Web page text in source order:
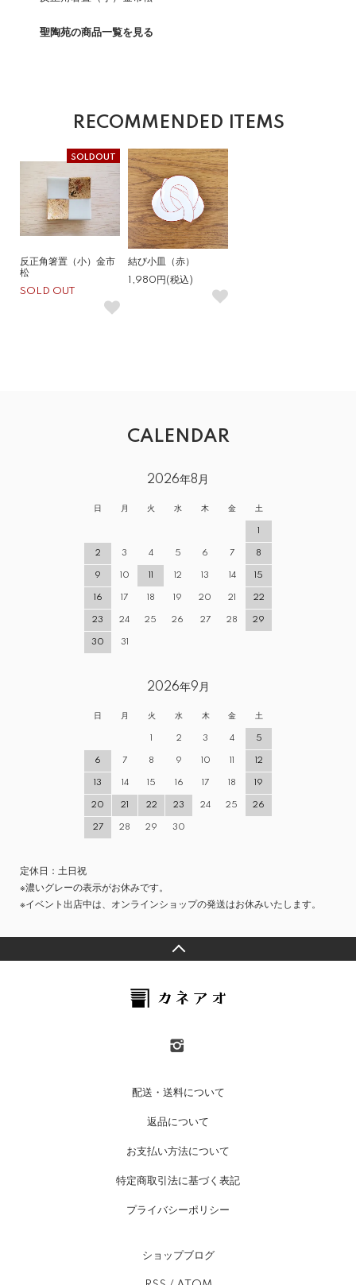
聖陶苑の商品一覧を見る
RECOMMENDED ITEMS
SOLDOUT
反正角箸置（小）金市
松
SOLD OUT
結び小皿（赤）
1,980円(税込)
CALENDAR
2026年8月
日 月 火 水 木 金 土
1
2 3 4 5 6 7 8
9 10 11 12 13 14 15
16 17 18 19 20 21 22
23 24 25 26 27 28 29
30 31
2026年9月
日 月 火 水 木 金 土
1 2 3 4 5
6 7 8 9 10 11 12
13 14 15 16 17 18 19
20 21 22 23 24 25 26
27 28 29 30
定休日：土日祝
※濃いグレーの表示がお休みです。
※イベント出店中は、オンラインショップの発送はお休みいたします。
配送・送料について
返品について
お支払い方法について
特定商取引法に基づく表記
プライバシーポリシー
ショップブログ